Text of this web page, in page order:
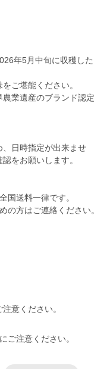
年5月中旬に収穫した
ご堪能ください。
業遺産のブランド認定
、日時指定が出来ませ
をお願いします。
国送料一律です。
の方はご連絡ください。
意ください。
ご注意ください。